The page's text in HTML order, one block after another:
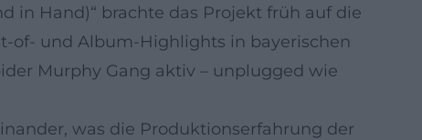
in Hand)“ brachte das Projekt früh auf die
of- und Album-Highlights in bayerischen
Murphy Gang aktiv – unplugged wie
was die Produktionserfahrung der